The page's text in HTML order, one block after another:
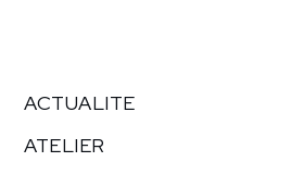
ACTUALITE
ATELIER